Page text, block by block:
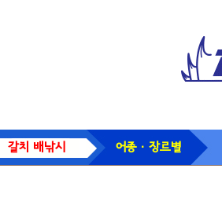
갈치 배낚시 어종 · 장르별